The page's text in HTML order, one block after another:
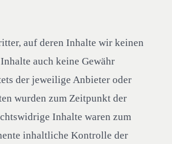
auf deren Inhalte wir keinen
auch keine Gewähr
der jeweilige Anbieter oder
wurden zum Zeitpunkt der
Inhalte waren zum
inhaltliche Kontrolle der